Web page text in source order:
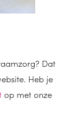
Dat
Heb je
op met onze